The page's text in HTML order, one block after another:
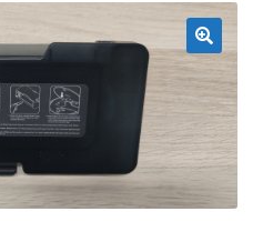
tason
valikko